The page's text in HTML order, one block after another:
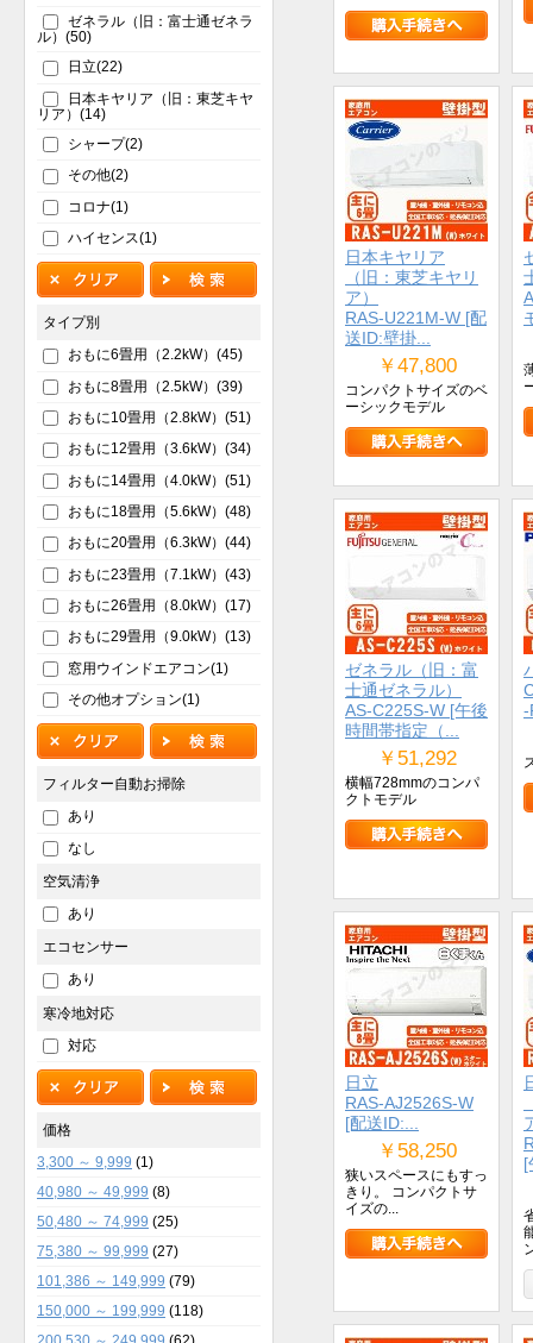
日本キヤリア
（旧：東芝キヤリ
ア）
RAS-U221M-W [配
送ID:壁掛...
￥47,800
コンパクトサイズのベ
ーシックモデル
ゼネラル（旧：富
士通ゼネラル）
AS-C225S-W [午後
時間帯指定（...
￥51,292
横幅728mmのコンパ
クトモデル
-
日立
RAS-AJ2526S-W
[配送ID:...
￥58,250
狭いスペースにもすっ
きり。 コンパクトサ
イズの...
[
ゼネラル（旧：富士通ゼネラ
ル）(50)
日立(22)
日本キヤリア（旧：東芝キヤ
リア）(14)
シャープ(2)
その他(2)
コロナ(1)
ハイセンス(1)
タイプ別
おもに6畳用（2.2kW）(45)
おもに8畳用（2.5kW）(39)
おもに10畳用（2.8kW）(51)
おもに12畳用（3.6kW）(34)
おもに14畳用（4.0kW）(51)
おもに18畳用（5.6kW）(48)
おもに20畳用（6.3kW）(44)
おもに23畳用（7.1kW）(43)
おもに26畳用（8.0kW）(17)
おもに29畳用（9.0kW）(13)
窓用ウインドエアコン(1)
その他オプション(1)
フィルター自動お掃除
あり
なし
空気清浄
あり
エコセンサー
あり
寒冷地対応
対応
価格
3,300 ～ 9,999 (1)
40,980 ～ 49,999 (8)
50,480 ～ 74,999 (25)
75,380 ～ 99,999 (27)
101,386 ～ 149,999 (79)
150,000 ～ 199,999 (118)